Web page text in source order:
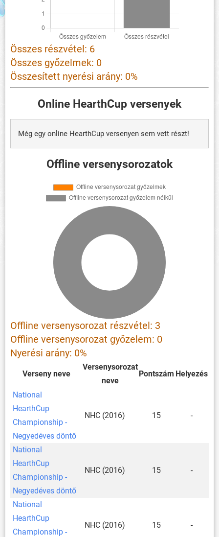
Összes részvétel: 6
Összes győzelmek: 0
Összesített nyerési arány: 0%
Online HearthCup versenyek
Még egy online HearthCup versenyen sem vett részt!
Offline versenysorozatok
Offline versenysorozat részvétel: 3
Offline versenysorozat győzelem: 0
Nyerési arány: 0%
Verseny neve
Versenysorozat
neve
Pontszám Helyezés
National
HearthCup
Championship -
Negyedéves döntő
NHC (2016) 15 -
National
HearthCup
Championship -
Negyedéves döntő
NHC (2016) 15 -
National
HearthCup
Championship -
NHC (2016) 15 -